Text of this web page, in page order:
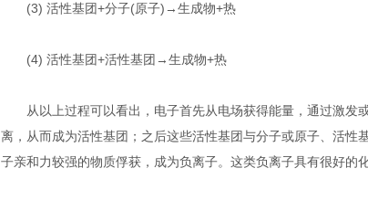
(3) 活性基团+分子(原子)→生成物+热
(4) 活性基团+活性基团→生成物+热
从以上过程可以看出，电子首先从电场获得能量，通过激发
离，从而成为活性基团；之后这些活性基团与分子或原子、活
子亲和力较强的物质俘获，成为负离子。这类负离子具有很好的